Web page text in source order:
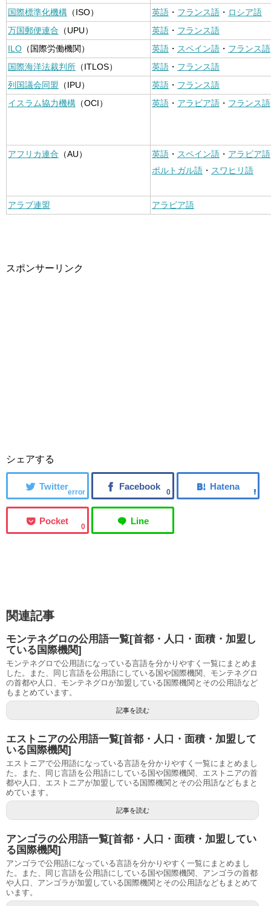
国際標準化機構 （ISO） 英語 ・ フランス語 ・ ロシア語
万国郵便連合 （UPU） 英語 ・ フランス語
ILO （国際労働機関） 英語 ・ スペイン語 ・ フランス語
国際海洋法裁判所 （ITLOS） 英語 ・ フランス語
列国議会同盟 （IPU） 英語 ・ フランス語
イスラム協力機構 （OCI） 英語 ・ アラビア語 ・ フランス語
アフリカ連合 （AU） 英語 ・ スペイン語 ・ アラビア語
ポルトガル語 ・ スワヒリ語
アラブ連盟 アラビア語
スポンサーリンク
シェアする
error 0
0
関連記事
モンテネグロの公用語一覧[首都・人口・面積・加盟し
ている国際機関]
モンテネグロで公用語になっている言語を分かりやすく一覧にまとめま
した。また、同じ言語を公用語にしている国や国際機関、モンテネグロ
の首都や人口、モンテネグロが加盟している国際機関とその公用語など
もまとめています。
記事を読む
エストニアの公用語一覧[首都・人口・面積・加盟して
いる国際機関]
エストニアで公用語になっている言語を分かりやすく一覧にまとめまし
た。また、同じ言語を公用語にしている国や国際機関、エストニアの首
都や人口、エストニアが加盟している国際機関とその公用語などもまと
めています。
記事を読む
アンゴラの公用語一覧[首都・人口・面積・加盟してい
る国際機関]
アンゴラで公用語になっている言語を分かりやすく一覧にまとめまし
た。また、同じ言語を公用語にしている国や国際機関、アンゴラの首都
や人口、アンゴラが加盟している国際機関とその公用語などもまとめて
います。